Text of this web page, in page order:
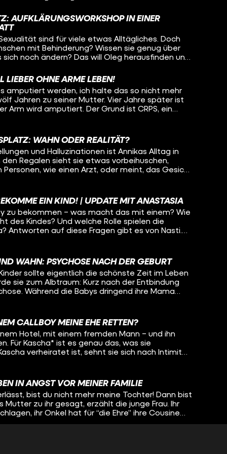
einfach um Körperkontakt und Kuscheln. Sie
ist und erwartet, dass sie irgendwann
könnte – weil andere Leute den Job nicht
Pamina und den im Rollstuhl sitzenden
die beiden verstehen, wie weit werden sie
und wann muss Oleg vielleicht sogar den Raum
AUFKLÄRUNGSWORKSHOP IN EINER
sind für viele etwas Alltägliches. Doch
mit Behinderung? Wissen sie genug über
noch ändern? Das will Oleg herausfinden und
wie Beziehungen am Arbeitsplatz
dort aufgeklärt werden und sogar wie
OHNE ARME LEBEN!
amputiert werden, ich halte das so nicht mehr
Jahren zu seiner Mutter. Vier Jahre später ist
Arm wird amputiert. Der Grund ist CRPS, ein
er versucht, mit der Situation klarzukommen
Hinweis: Von Minute 08:00 bis
Hand zu sehen.
WAHN ODER REALITÄT?
und Halluzinationen ist Annikas Alltag in
Regalen sieht sie etwas vorbeihuschen,
wie einen Arzt, oder meint, das Gesicht
verursacht? Lisa-Sophie begleitet Annika bei
ihr über die Wahnvorstellungen. Wie schafft es
was hilft ihr, wenn Situationen sie komplett
EIN KIND! | UPDATE MIT ANASTASIA
zu bekommen – was macht das mit einem? Wie
des Kindes? Und welche Rolle spielen die
Antworten auf diese Fragen gibt es von Nasti.
werden verändert hat und welche
sich schon über ihr ungeborenes Baby
WAHN: PSYCHOSE NACH DER GEBURT
sollte eigentlich die schönste Zeit im Leben
sie zum Albtraum: Kurz nach der Entbindung
Während die Babys dringend ihre Mama
Tabeas Schwester Jelle. Oleg spricht mit den
Tabea in die Klinik zu bringen und will wissen,
man in den eigenen Wahnvorstellungen
CALLBOY MEINE EHE RETTEN?
Hotel, mit einem fremden Mann – und ihn
Für Kascha* ist es genau das, was sie
verheiratet ist, sehnt sie sich nach Intimität
dabei, ihren Körper zu akzeptieren und
all-night-long-Date darf Lisa-Sophie (fast die
und erfährt, wie Kascha auf die Callboy-Idee
ist als Callboy zu arbeiten und wie genau
in einer so intimen Atmosphäre einen
gesünderen Zugang zu ihrem Körper zu finden. *Name geändert
IN ANGST VOR MEINER FAMILIE
bist du nicht mehr meine Tochter! Dann bist
Mutter zu ihr gesagt, erzählt die junge Frau. Ihr
ihr Onkel hat für “die Ehre” ihre Cousine